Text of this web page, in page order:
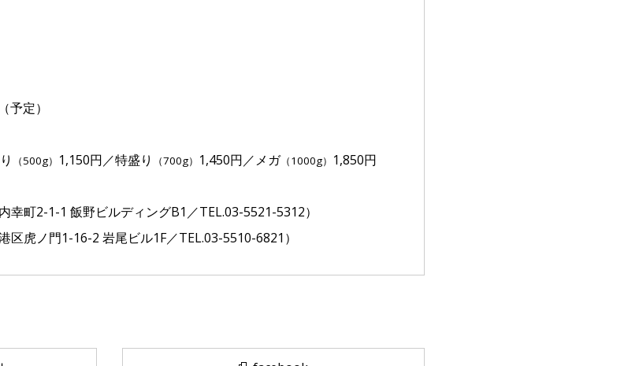
予定）
（500g） 1,150円／特盛り （700g） 1,450円／メガ（1000g） 1,850円
町2-1-1 飯野ビルディングB1／TEL.03-5521-5312）
虎ノ門1-16-2 岩尾ビル1F／TEL.03-5510-6821）